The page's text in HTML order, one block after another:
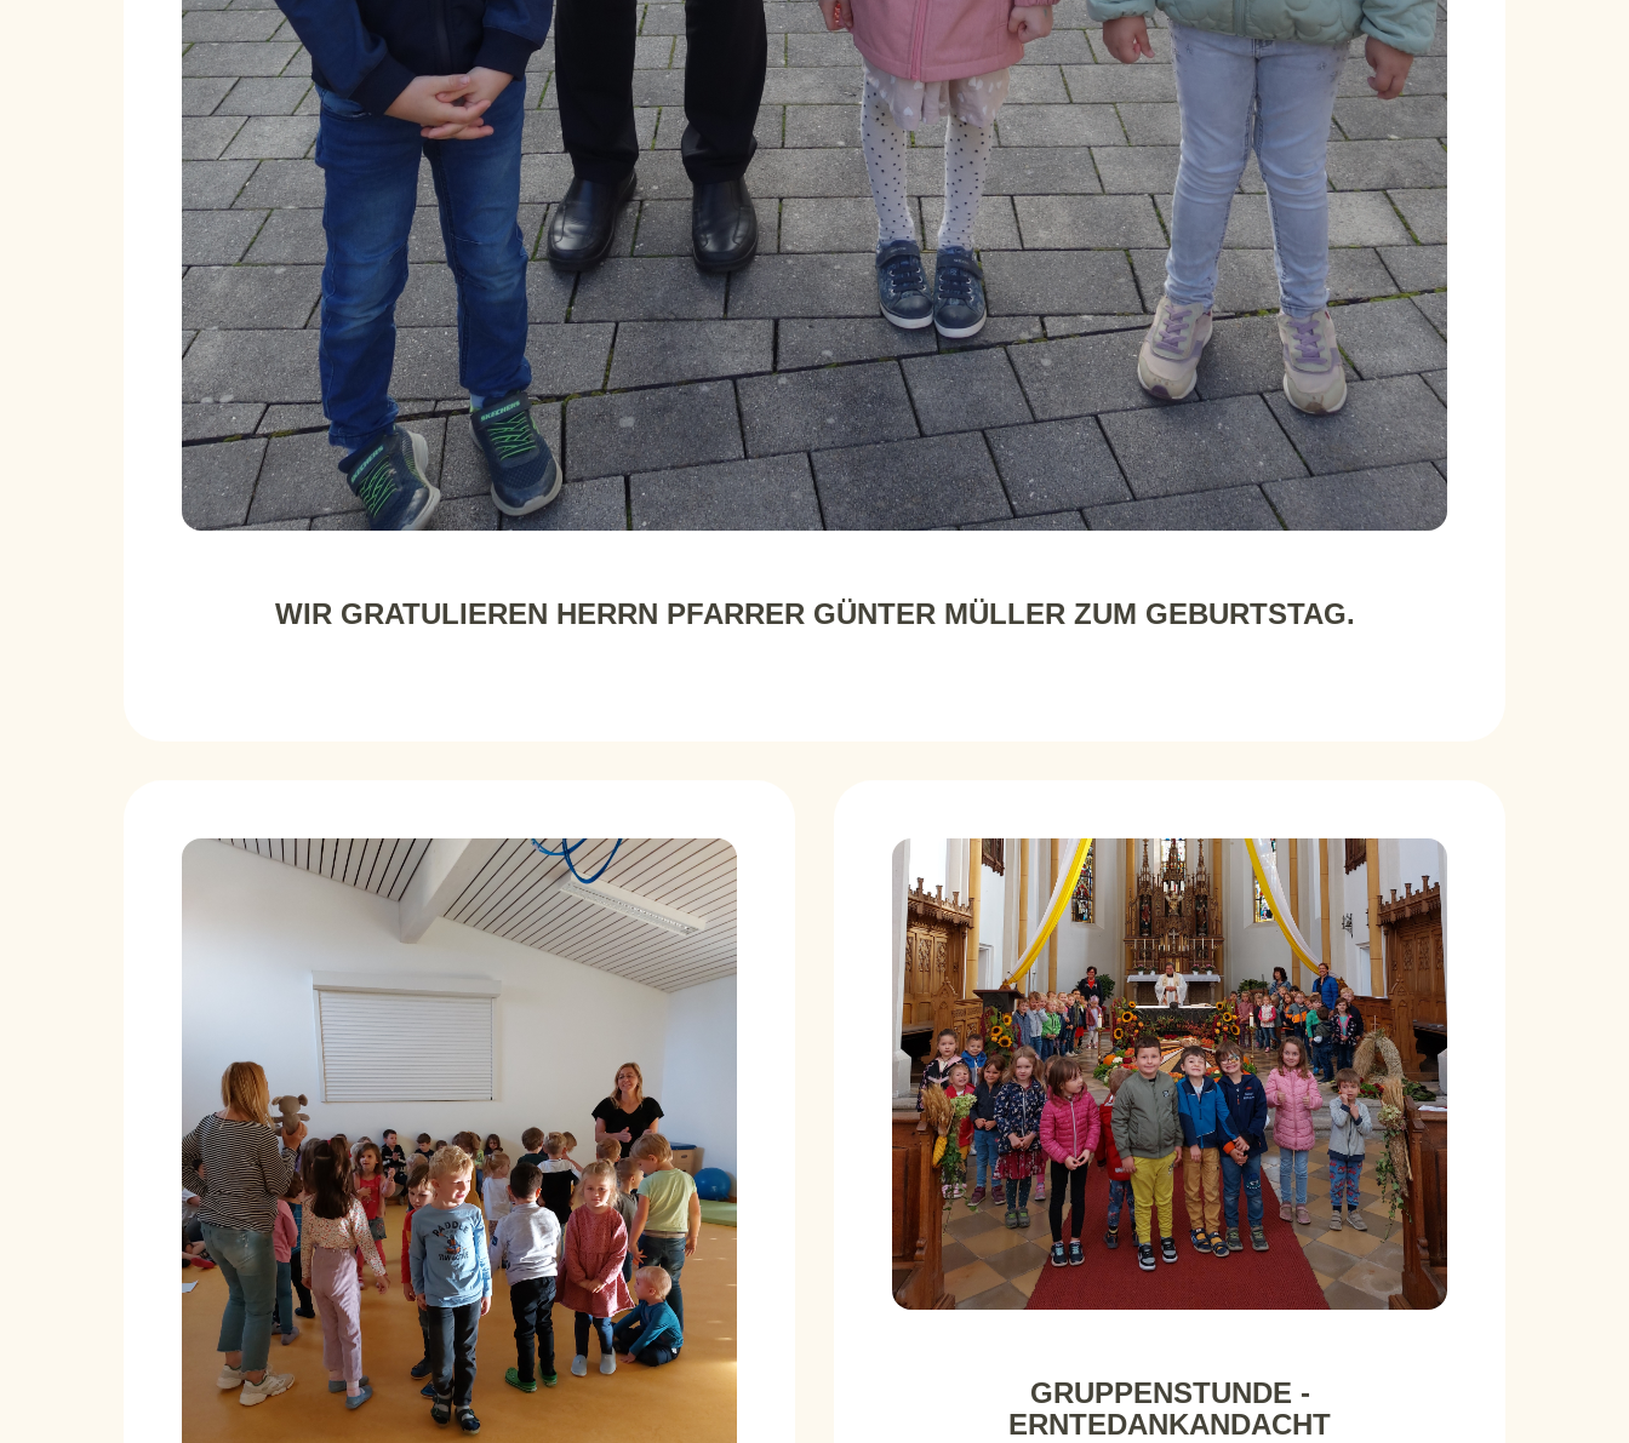
WIR GRATULIEREN HERRN PFARRER GÜNTER MÜLLER ZUM GEBURTSTAG.
GRUPPENSTUNDE -
ERNTEDANKANDACHT